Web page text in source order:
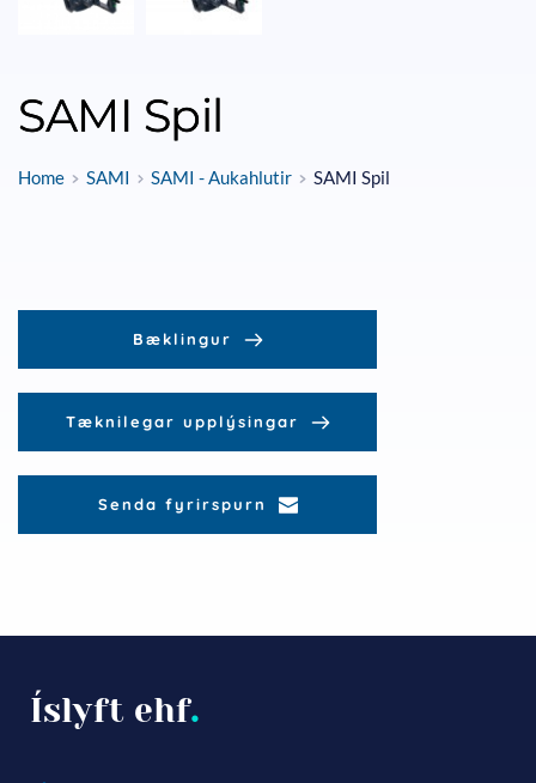
SAMI Spil
Home SAMI SAMI - Aukahlutir SAMI Spil
Bæklingur
Tæknilegar upplýsingar
Senda fyrirspurn
Íslyft ehf.